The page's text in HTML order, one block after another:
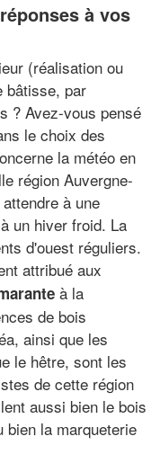
à vos
(réalisation ou
bâtisse, par
? Avez-vous pensé
le choix des
la météo en
région Auvergne-
à une
un hiver froid. La
d'ouest réguliers.
attribué aux
à la
de bois
ainsi que les
le hêtre, sont les
de cette région
aussi bien le bois
bien la marqueterie